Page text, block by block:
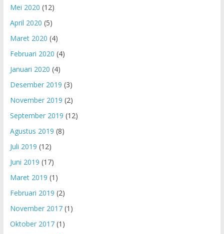
Mei 2020 (12)
April 2020 (5)
Maret 2020 (4)
Februari 2020 (4)
Januari 2020 (4)
Desember 2019 (3)
November 2019 (2)
September 2019 (12)
Agustus 2019 (8)
Juli 2019 (12)
Juni 2019 (17)
Maret 2019 (1)
Februari 2019 (2)
November 2017(1)
Oktober 2017(1)